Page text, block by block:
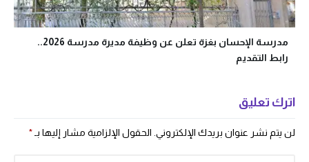
مدرسة الإحسان بغزة تعلن عن وظيفة مديرة مدرسة 2026..
رابط التقديم
اترك تعليق
لن يتم نشر عنوان بريدك الإلكتروني. الحقول الإلزامية مشار إليها بـ*